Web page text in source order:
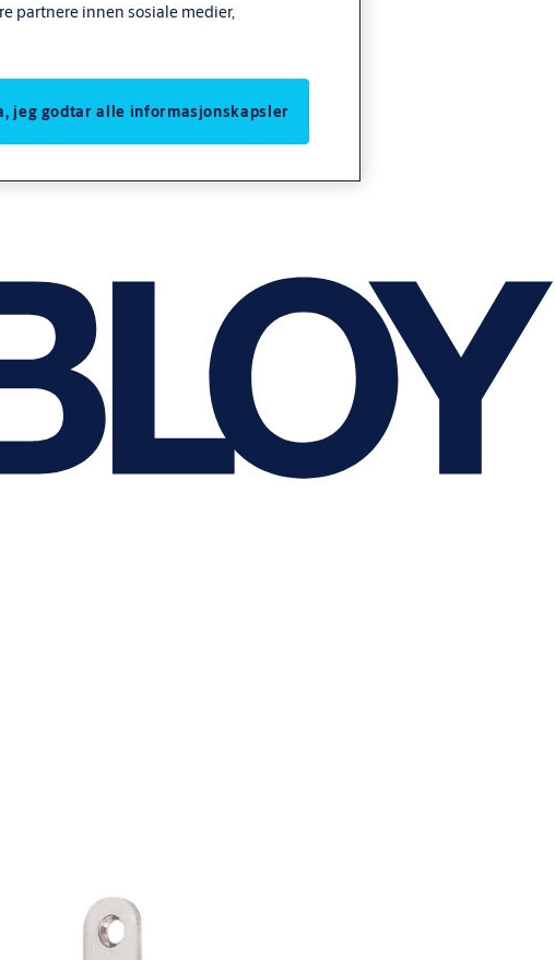
partnere innen sosiale medier,
jeg godtar alle informasjonskapsler